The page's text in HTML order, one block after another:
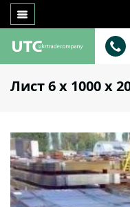
Лист 6 х 1000 х